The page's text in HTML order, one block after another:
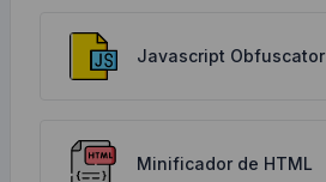
Javascript Obfuscator
Minificador de HTML